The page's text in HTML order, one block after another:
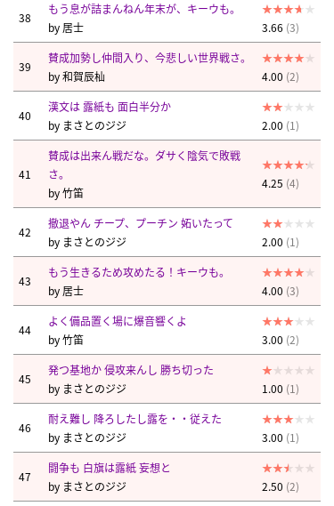
38
もう息が詰まんねん年末が、キーウも。
by 居士 3.66 (3)
39
賛成加勢し仲間入り、今悲しい世界戦さ。
by和賀辰杣 4.00 (2)
40
漢文は 露紙も 面白半分か
by まさとのジジ 2.00 (1)
41
賛成は出来ん戦だな。ダサく陰気で敗戦
さ。
by竹笛
4.25 (4)
42
撤退やん チープ、プーチン 妬いたって
by まさとのジジ 2.00 (1)
43
もう生きるため攻めたる！キーウも。
by 居士 4.00 (3)
44
よく備品置く場に爆音響くよ
by竹笛 3.00 (2)
45
発つ基地か 侵攻来んし 勝ち切った
by まさとのジジ 1.00 (1)
46
耐え難し 降ろしたし露を・・従えた
by まさとのジジ 3.00 (1)
47
闘争も 白旗は露紙 妄想と
by まさとのジジ 2.50 (2)